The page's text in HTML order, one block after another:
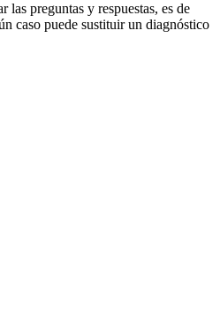
las preguntas y respuestas, es de
caso puede sustituir un diagnóstico